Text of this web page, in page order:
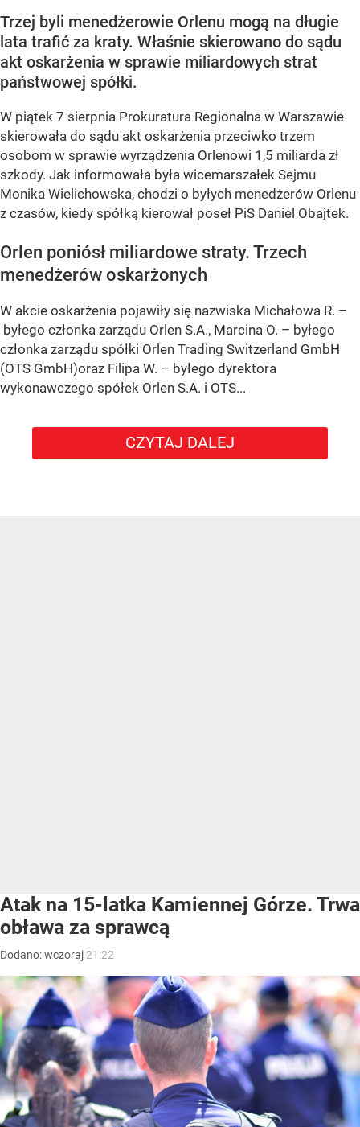
Trzej byli menedżerowie Orlenu mogą na długie
lata trafić za kraty. Właśnie skierowano do sądu
akt oskarżenia w sprawie miliardowych strat
państwowej spółki.
W piątek 7 sierpnia Prokuratura Regionalna w Warszawie
skierowała do sądu akt oskarżenia przeciwko trzem
osobom w sprawie wyrządzenia Orlenowi 1,5 miliarda zł
szkody. Jak informowała była wicemarszałek Sejmu
Monika Wielichowska, chodzi o byłych menedżerów Orlenu
z czasów, kiedy spółką kierował poseł PiS Daniel Obajtek.
Orlen poniósł miliardowe straty. Trzech
menedżerów oskarżonych
W akcie oskarżenia pojawiły się nazwiska Michałowa R. –
byłego członka zarządu Orlen S.A., Marcina O. – byłego
członka zarządu spółki Orlen Trading Switzerland GmbH
(OTS GmbH)oraz Filipa W. – byłego dyrektora
wykonawczego spółek Orlen S.A. i OTS...
CZYTAJ DALEJ
Atak na 15-latka Kamiennej Górze. Trwa
obława za sprawcą
Dodano:wczoraj 21:22